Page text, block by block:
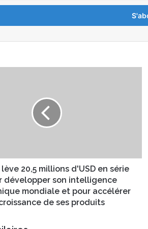
20,5 millions d'USD en série
développer son intelligence
mondiale et pour accélérer
de ses produits